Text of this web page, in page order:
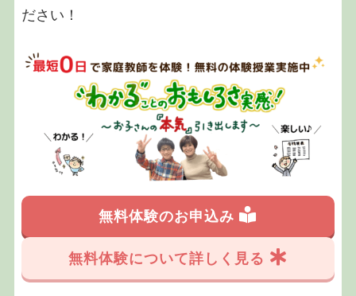
ださい！
無料体験のお申込み
無料体験について詳しく見る